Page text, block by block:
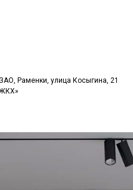
Раменки, улица Косыгина, 21